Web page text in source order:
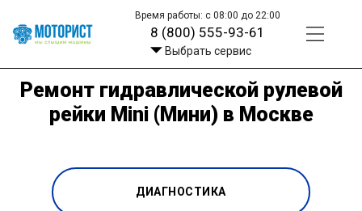
Время работы: с 08:00 до 22:00
8 (800) 555-93-61
Выбрать сервис
Ремонт гидравлической рулевой
рейки Mini (Мини) в Москве
ДИАГНОСТИКА